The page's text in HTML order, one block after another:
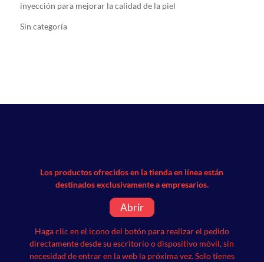
inyección para mejorar la calidad de la piel
Sin categoría
Los productos ofrecidos en la tienda en línea están
destinados exclusivamente a empresarios.
Abrir
Haga clic en el icono del botón para realizar el pedido
directamente desde su escritorio o dispositivo móvil, sin
necesidad de entrar en la web la próxima vez.Solo tienes